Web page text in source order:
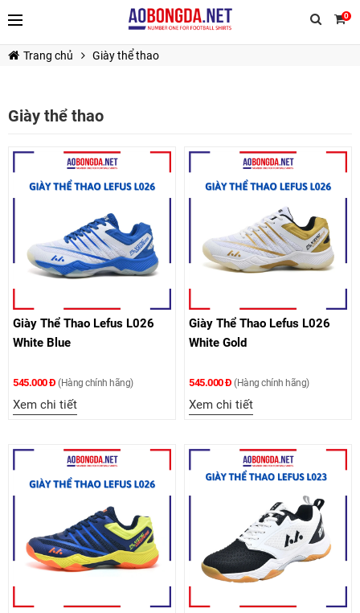
0
TIẾP TỤC MUA HÀNG
Trang chủ Giày thể thao
Giày thể thao
Giày Thể Thao Lefus L026
White Blue
545.000 Đ (Hàng chính hãng)
Xem chi tiết
Giày Thể Thao Lefus L026
White Gold
545.000 Đ (Hàng chính hãng)
Xem chi tiết